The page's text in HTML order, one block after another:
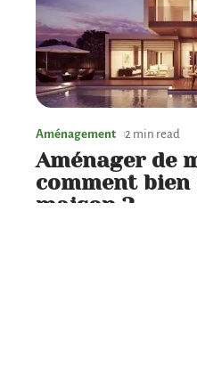
Aménagement 2 min read
Aménager de
comment bien
maison ?